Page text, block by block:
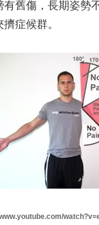
有舊傷，長期姿勢
症候群。